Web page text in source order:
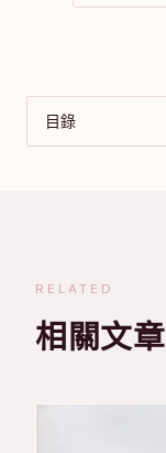
目錄
RELATED
相關文章